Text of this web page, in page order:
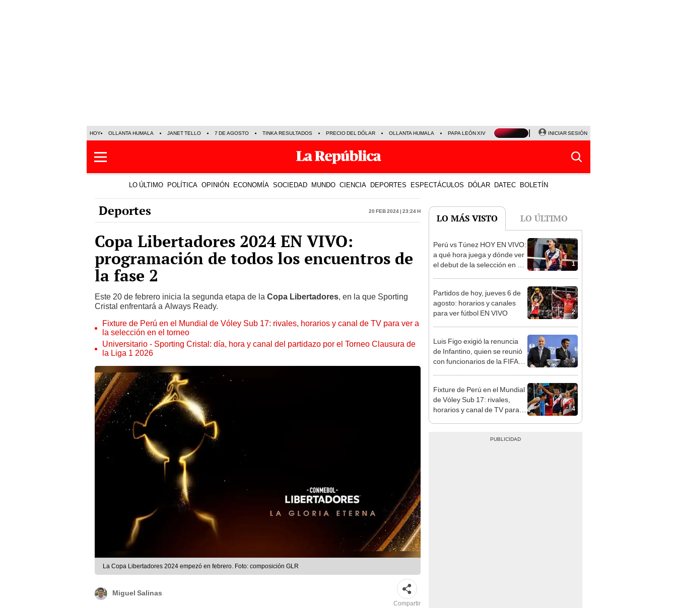
HOY OLLANTA HUMALA JANET TELLO 7 DE AGOSTO TINKA RESULTADOS PRECIO DEL DÓLAR OLLANTA HUMALA PAPA LEÓN XIV NALDY SALDAÑA LA BELLA LUZ
INICIAR SESIÓN
LO ÚLTIMO POLÍTICA OPINIÓN ECONOMÍA SOCIEDAD MUNDO CIENCIA DEPORTES ESPECTÁCULOS DÓLAR DATEC BOLETÍN
Deportes 20 Feb 2024 | 23:24 h
Copa Libertadores 2024 EN VIVO:
programación de todos los encuentros de
la fase 2
Este 20 de febrero inicia la segunda etapa de la Copa Libertadores, en la que Sporting
Cristal enfrentará a Always Ready.
Fixture de Perú en el Mundial de Vóley Sub 17: rivales, horarios y canal de TV para ver a
la selección en el torneo
Universitario - Sporting Cristal: día, hora y canal del partidazo por el Torneo Clausura de
la Liga 1 2026
La Copa Libertadores 2024 empezó en febrero. Foto: composición GLR
Miguel Salinas
Compartir
LO MÁS VISTO LO ÚLTIMO
1
Perú vs Túnez HOY EN VIVO:
a qué hora juega y dónde ver
el debut de la selección en el
2
Partidos de hoy, jueves 6 de
agosto: horarios y canales
para ver fútbol EN VIVO
3
Luis Figo exigió la renuncia
de Infantino, quien se reunió
con funcionarios de la FIFA
4
Fixture de Perú en el Mundial
de Vóley Sub 17: rivales,
horarios y canal de TV para